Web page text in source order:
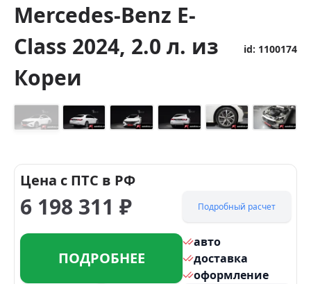
Mercedes-Benz E-
Class 2024, 2.0 л. из
Кореи
id: 1100174
Цена с ПТС в РФ
6 198 311 ₽ Подробный расчет
ПОДРОБНЕЕ
авто
доставка
оформление